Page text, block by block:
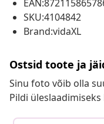
SKU:4104842
Brand:vidaXL
Ostsid toote ja
Sinu foto võib olla
Pildi